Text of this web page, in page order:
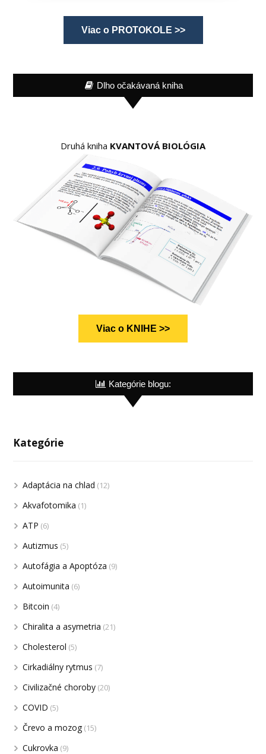
Viac o PROTOKOLE >>
Dlho očakávaná kniha
Druhá kniha KVANTOVÁ BIOLÓGIA
Viac o KNIHE >>
Kategórie blogu:
Kategórie
Adaptácia na chlad (12)
Akvafotomika (1)
ATP (6)
Autizmus (5)
Autofágia a Apoptóza (9)
Autoimunita (6)
Bitcoin (4)
Chiralita a asymetria (21)
Cholesterol (5)
Cirkadiálny rytmus (7)
Civilizačné choroby (20)
COVID (5)
Črevo a mozog (15)
Cukrovka (9)